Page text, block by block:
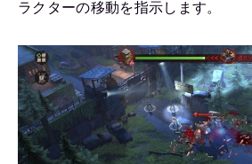
ラクターの移動を指示します。